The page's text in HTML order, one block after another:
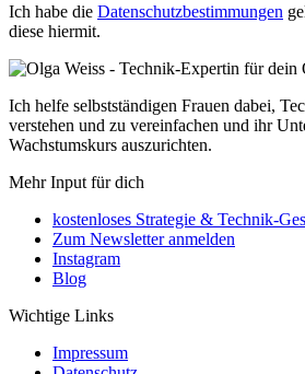
Ich habe die Datenschutzbestimmungen
diese hiermit.
Ich helfe selbstständigen Frauen dabei,
verstehen und zu vereinfachen und ihr
Wachstumskurs auszurichten.
Mehr Input für dich
kostenloses Strategie & Technik-
Zum Newsletter anmelden
Instagram
Blog
Wichtige Links
Impressum